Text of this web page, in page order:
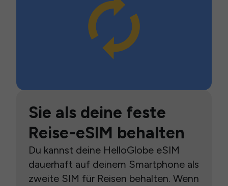
Sie als deine feste
Reise-eSIM behalten
Du kannst deine HelloGlobe eSIM
dauerhaft auf deinem Smartphone als
zweite SIM für Reisen behalten. Wenn